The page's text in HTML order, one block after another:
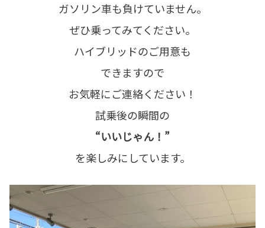
ガソリン車も負けていません。
ぜひ乗ってみてください。
ハイブリッドのご用意も
できますので
お気軽にご連絡ください！
試乗後の瞬間の
“いいじゃん！”
を楽しみにしています。